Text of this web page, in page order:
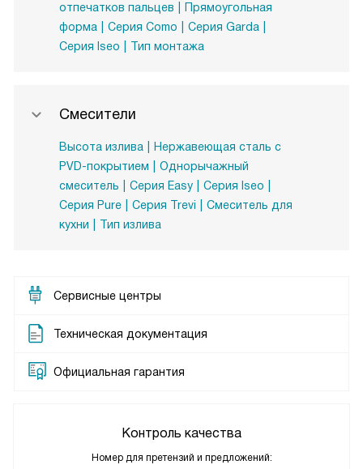
отпечатков пальцев
Прямоугольная
форма
Серия Como
Серия Garda
Серия Iseo
Тип монтажа
Смесители
Высота излива
Нержавеющая сталь с
PVD-покрытием
Однорычажный
смеситель
Серия Easy
Серия Iseo
Серия Pure
Серия Trevi
Смеситель для
кухни
Тип излива
Сервисные центры
Техническая документация
Официальная гарантия
Контроль качества
Номер для претензий и предложений: